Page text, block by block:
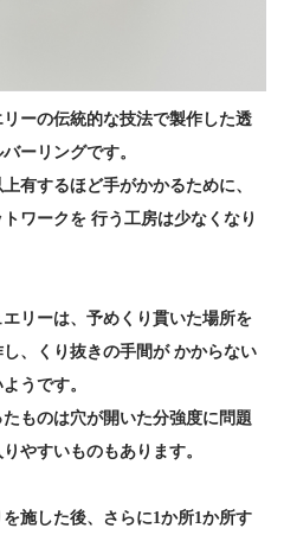
ーの伝統的な技法で製作した透
ーリングです。
有するほど手がかかるために、
ワークを 行う工房は少なくなり
リーは、予めくり貫いた場所を
、くり抜きの手間が かからない
うです。
ものは穴が開いた分強度に問題
やすいものもあります。
施した後、さらに1か所1か所す